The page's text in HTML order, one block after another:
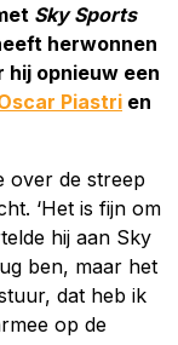
Sky Sports
herwonnen
hij opnieuw een
Piastri en
over de streep
‘Het is fijn om
hij aan Sky
ben, maar het
dat heb ik
op de